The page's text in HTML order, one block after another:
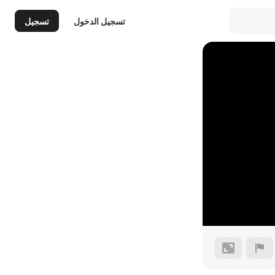
تسجيل الدخول تسجيل